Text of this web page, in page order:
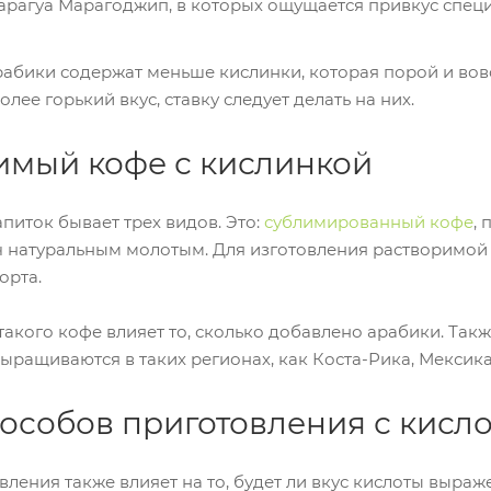
Марагоджип, в которых ощущается привкус
содержат меньше кислинки, которая порой и
горький вкус, ставку следует делать на них.
кофе с кислинкой
бывает трех видов. Это: сублимированный кофе,
натуральным молотым. Для изготовления
кофе влияет то, сколько добавлено арабики.
в таких регионах, как Коста-Рика,
приготовления с
также влияет на то, будет ли вкус кислоты